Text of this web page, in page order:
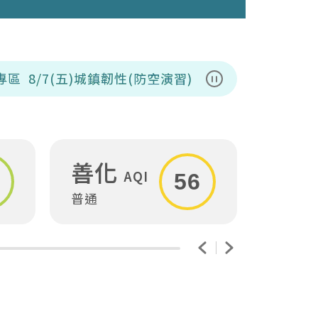
暫停播放
性(防空演習)，上午收運時間部分調整;北區、東
善化 AQI
普通
56